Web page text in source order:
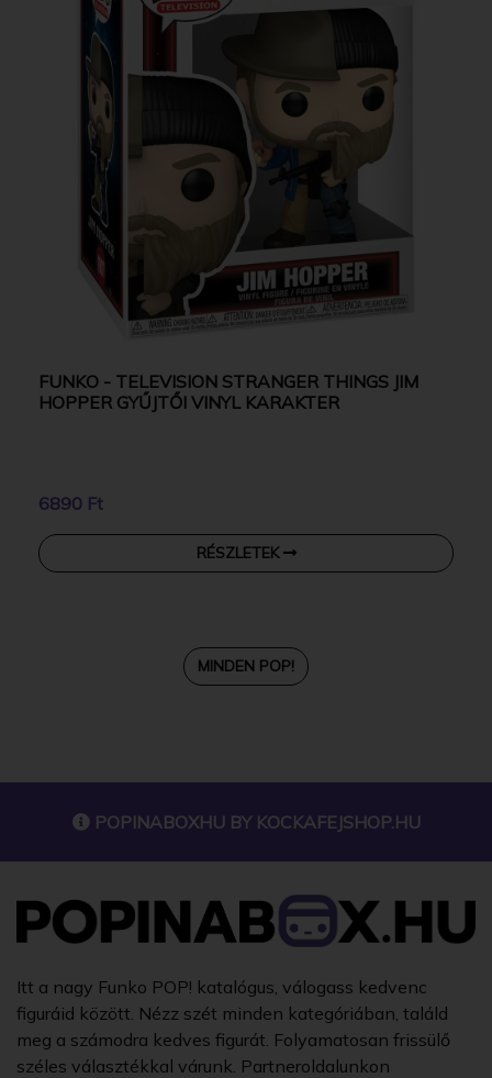
FUNKO - TELEVISION STRANGER THINGS JIM
HOPPER GYŰJTŐI VINYL KARAKTER
6890 Ft
RÉSZLETEK
MINDEN POP!
POPINABOXHU BY KOCKAFEJSHOP.HU
Itt a nagy Funko POP! katalógus, válogass kedvenc
figuráid között. Nézz szét minden kategóriában, találd
meg a számodra kedves figurát. Folyamatosan frissülő
széles választékkal várunk. Partneroldalunkon